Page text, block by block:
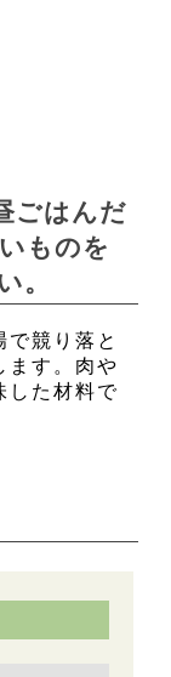
ごはんだ
ものを
。
競り落と
ます。肉や
した材料で